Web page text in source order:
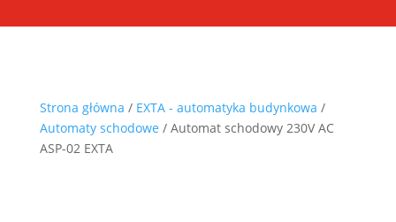
Strona główna / EXTA - automatyka budynkowa /
Automaty schodowe / Automat schodowy 230V AC
ASP-02 EXTA